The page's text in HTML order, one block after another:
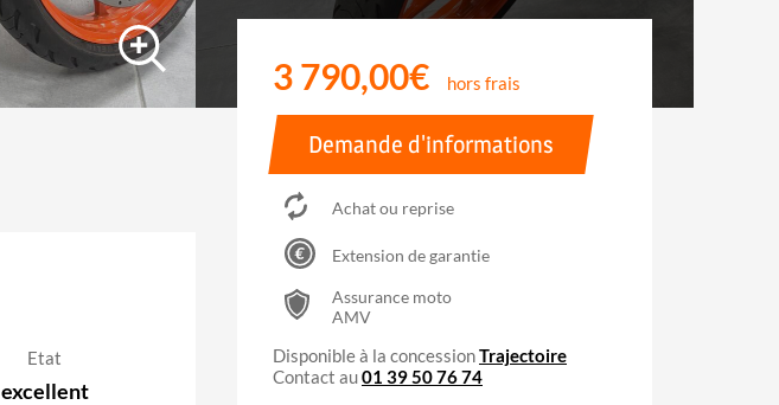
3 790,00€ hors frais
Demande d'informations
Achat ou reprise
Extension de garantie
Assurance moto
AMV
Disponible à la concessionTrajectoire
Contact au01 39 50 76 74
Etat
excellent